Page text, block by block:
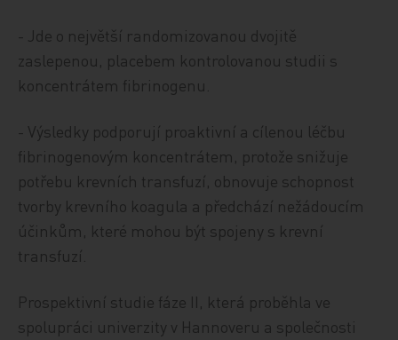
- Jde o největší randomizovanou dvojitě
zaslepenou, placebem kontrolovanou studii s
koncentrátem fibrinogenu.
- Výsledky podporují proaktivní a cílenou léčbu
fibrinogenovým koncentrátem, protože snižuje
potřebu krevních transfuzí, obnovuje schopnost
tvorby krevního koagula a předchází nežádoucím
účinkům, které mohou být spojeny s krevní
transfuzí.
Prospektivní studie fáze II, která proběhla ve
spolupráci univerzity v Hannoveru a společnosti